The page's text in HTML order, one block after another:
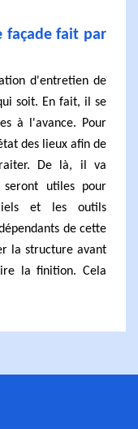
façade fait par
d'entretien de
soit. En fait, il se
à l'avance. Pour
des lieux afin de
De là, il va
utiles pour
et les outils
de cette
la structure avant
la finition. Cela